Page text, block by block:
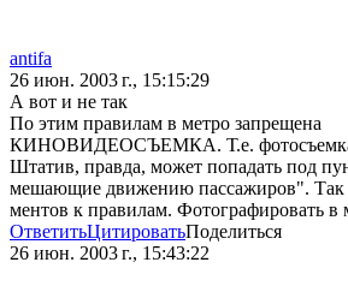
antifa
26 июн. 2003 г., 15:15:29
А вот и не так
По этим правилам в метро запрещена
КИНОВИДЕОСЪЕМКА. Т.е. фотосъемка
Штатив, правда, может попадать под
мешающие движению пассажиров". Так
ментов к правилам. Фотографировать в
ОтветитьЦитироватьПоделиться
26 июн. 2003 г., 15:43:22